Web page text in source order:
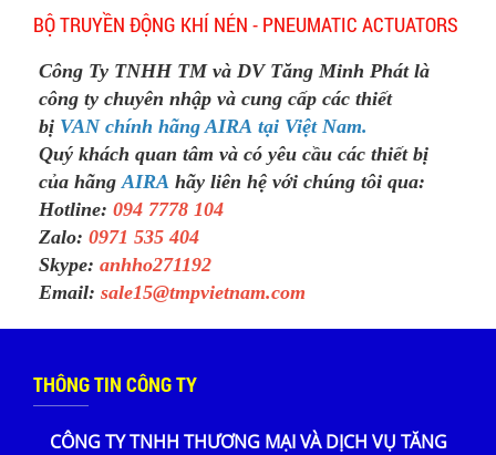
BỘ TRUYỀN ĐỘNG KHÍ NÉN - PNEUMATIC ACTUATORS
Công Ty TNHH TM và DV Tăng Minh Phát là
công ty chuyên nhập và cung cấp các thiết
bị VAN chính hãng AIRA tại Việt Nam.
Quý khách quan tâm và có yêu cầu các thiết bị
của hãngAIRA hãy liên hệ với chúng tôi qua:
Hotline: 094 7778 104
Zalo: 0971 535 404
Skype: anhho271192
Email: sale15@tmpvietnam.com
THÔNG TIN CÔNG TY
CÔNG TY TNHH THƯƠNG MẠI VÀ DỊCH VỤ TĂNG